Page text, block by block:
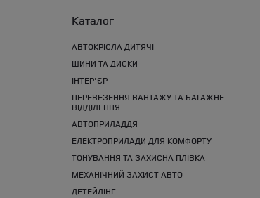
Каталог
АВТОКРІСЛА ДИТЯЧІ
ШИНИ ТА ДИСКИ
ІНТЕР'ЄР
ПЕРЕВЕЗЕННЯ ВАНТАЖУ ТА БАГАЖНЕ
ВІДДІЛЕННЯ
АВТОПРИЛАДДЯ
ЕЛЕКТРОПРИЛАДИ ДЛЯ КОМФОРТУ
ТОНУВАННЯ ТА ЗАХИСНА ПЛІВКА
МЕХАНІЧНИЙ ЗАХИСТ АВТО
ДЕТЕЙЛІНГ